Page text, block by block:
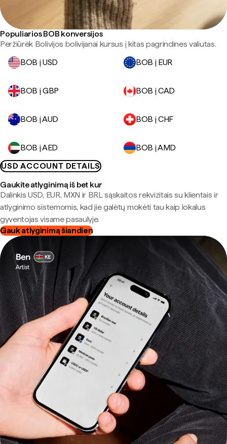
Populiarios BOB konversijos
Peržiūrėk Bolivijos bolivijanai kursus į kitas pagrindines valiutas.
BOB į USD
BOB į EUR
BOB į GBP BOB į CAD
BOB į AUD BOB į CHF
BOB į AED
BOB į AMD
USD ACCOUNT DETAILS
Gaukite atlyginimą iš bet kur
Dalinkis USD, EUR, MXN ir BRL sąskaitos rekvizitais su klientais ir
atlyginimo sistemomis, kad jie galėtų mokėti tau kaip lokalus
gyventojas visame pasaulyje.
Gauk atlyginimą šiandien